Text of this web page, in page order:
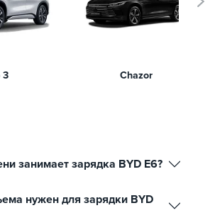
3 Chazor
занимает зарядка BYD E6?
нужен для зарядки BYD